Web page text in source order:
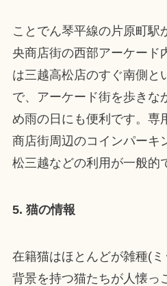
ことでん琴平線の片原町駅
央商店街の西部アーケード
は三越高松店のすぐ南側と
で、アーケード街を歩きな
め雨の日にも便利です。専
商店街周辺のコインパーキ
松三越などの利用が一般的
5. 猫の情報
在籍猫はほとんどが雑種(
背景を持つ猫たちが人懐っ